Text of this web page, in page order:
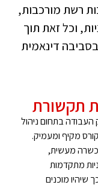
רשת מורכבות,
וכל זאת תוך
דינאמית
תקשורת
העבודה בתחום ניהול
מקיף ומעמיק.
מעשית,
מתקדמות
שיהיו מוכנים